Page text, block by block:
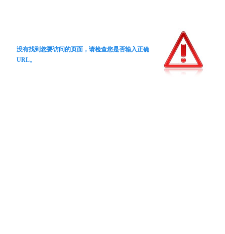
没有找到您要访问的页面，请检查您是否输入正确
URL。